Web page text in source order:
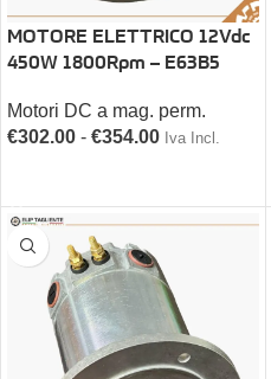
MOTORE ELETTRICO 12Vdc
450W 1800Rpm – E63B5
Motori DC a mag. perm.
€302.00 - €354.00 Iva Incl.